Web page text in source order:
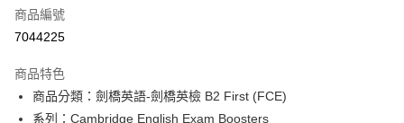
超商取貨付款
Google Pay
商品編號
7044225
商品特色
商品分類：劍橋英語-劍橋英檢 B2 First (FCE)
系列：Cambridge English Exam Boosters